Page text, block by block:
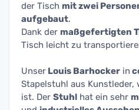
der Tisch mit zwei
aufgebaut.
Dank der maßgefertigten
Tisch leicht zu
Unser Louis Barhocker in
Stapelstuhl aus Kunstleder,
ist. Der Stuhl hat ein sehr